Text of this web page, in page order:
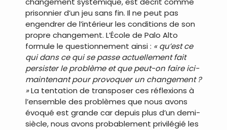
prisonnier d’un jeu sans fin. Il ne peut pas
engendrer de l’intérieur les conditions de son
propre changement. L’École de Palo Alto
formule le questionnement ainsi : « qu’est ce
qui dans ce qui se passe actuellement fait
persister le problème et que peut-on faire ici-
maintenant pour provoquer un changement ?
»La tentation de transposer ces réflexions à
l’ensemble des problèmes que nous avons
évoqué est grande car depuis plus d’un demi-
siècle, nous avons probablement privilégié les